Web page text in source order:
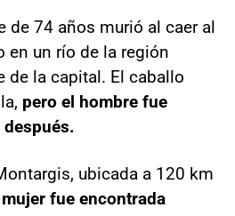
de 74 años murió al caer al
en un río de la región
de la capital. El caballo
pero el hombre fue
ubicada a 120 km
fue encontrada